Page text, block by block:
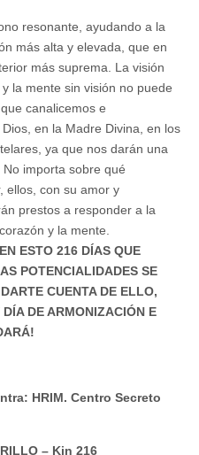
resonante, ayudando a la
más alta y elevada, que en
más suprema. La visión
la mente sin visión no puede
canalicemos e
en la Madre Divina, en los
ya que nos darán una
importa sobre qué
ellos, con su amor y
prestos a responder a la
y la mente.
ESTO 216 DÍAS QUE
POTENCIALIDADES SE
CUENTA DE ELLO,
DE ARMONIZACIÓN E
HRIM. Centro Secreto
– Kin 216